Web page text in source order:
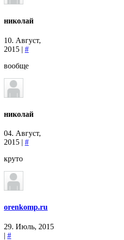
николай
10. Август,
2015 | #
вообще
николай
04. Август,
2015 | #
круто
orenkomp.ru
29. Июль, 2015
| #